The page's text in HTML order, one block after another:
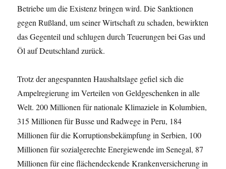
Betriebe um die Existenz bringen wird. Die Sanktionen
gegen Rußland, um seiner Wirtschaft zu schaden, bewirkten
das Gegenteil und schlugen durch Teuerungen bei Gas und
Öl auf Deutschland zurück.
Trotz der angespannten Haushaltslage gefiel sich die
Ampelregierung im Verteilen von Geldgeschenken in alle
Welt. 200 Millionen für nationale Klimaziele in Kolumbien,
315 Millionen für Busse und Radwege in Peru, 184
Millionen für die Korruptionsbekämpfung in Serbien, 100
Millionen für sozialgerechte Energiewende im Senegal, 87
Millionen für eine flächendeckende Krankenversicherung in